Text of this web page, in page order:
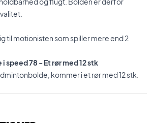
til motionisten som spiller mere end 2
speed 78 - Et rør med 12 stk
kommer i et rør med 12 stk.